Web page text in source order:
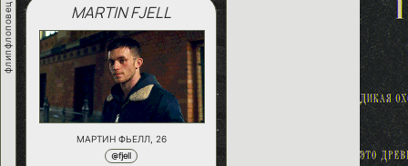
флипфлоповец MARTIN FJELL
МАРТИН ФЬЕЛЛ, 26
@fjell